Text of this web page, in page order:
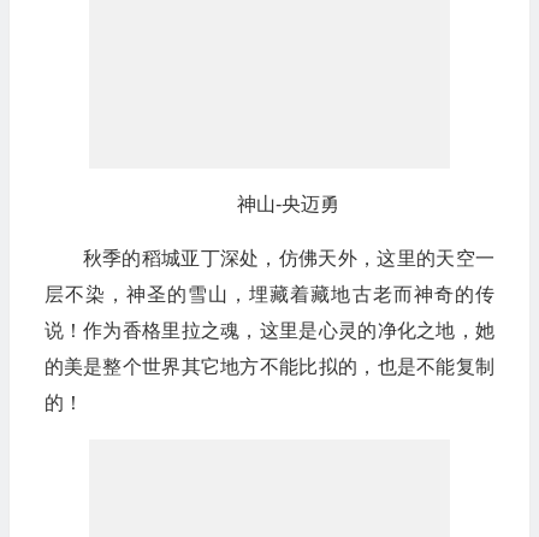
神山-央迈勇
秋季的稻城亚丁深处，仿佛天外，这里的天空一
层不染，神圣的雪山，埋藏着藏地古老而神奇的传
说！作为香格里拉之魂，这里是心灵的净化之地，她
的美是整个世界其它地方不能比拟的，也是不能复制
的！